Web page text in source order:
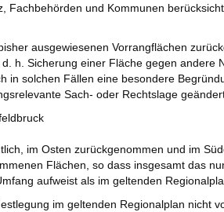
Fachbehörden und Kommunen
ausgewiesenen Vorrangflächen
h. Sicherung einer Fläche gegen andere
in solchen Fällen eine besondere
Sach- oder Rechtslage
im Osten zurückgenommen und im
Flächen, so dass insgesamt das
aufweist als im geltenden
im geltenden Regionalplan nicht